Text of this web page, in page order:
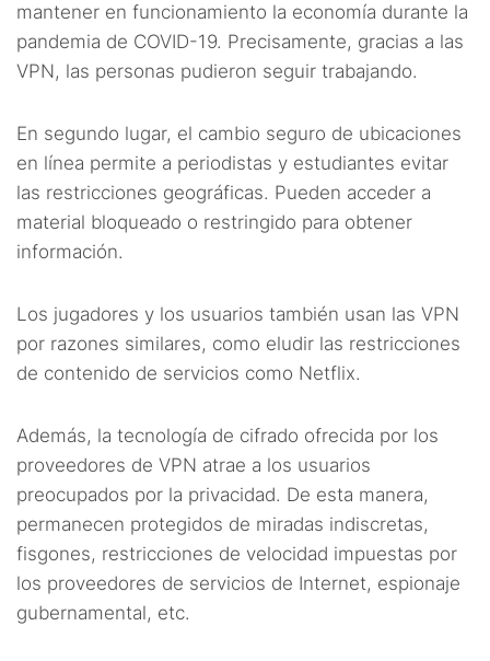
mantener en funcionamiento la economía durante la
pandemia de COVID-19. Precisamente, gracias a las
VPN, las personas pudieron seguir trabajando.
En segundo lugar, el cambio seguro de ubicaciones
en línea permite a periodistas y estudiantes evitar
las restricciones geográficas. Pueden acceder a
material bloqueado o restringido para obtener
información.
Los jugadores y los usuarios también usan las VPN
por razones similares, como eludir las restricciones
de contenido de servicios como Netflix.
Además, la tecnología de cifrado ofrecida por los
proveedores de VPN atrae a los usuarios
preocupados por la privacidad. De esta manera,
permanecen protegidos de miradas indiscretas,
fisgones, restricciones de velocidad impuestas por
los proveedores de servicios de Internet, espionaje
gubernamental, etc.